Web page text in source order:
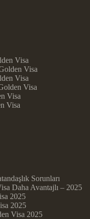
Visa
Visa
Visa
Visa
Visa
Visa
Sorunları
Daha Avantajlı – 2025
2025
2025
Visa 2025